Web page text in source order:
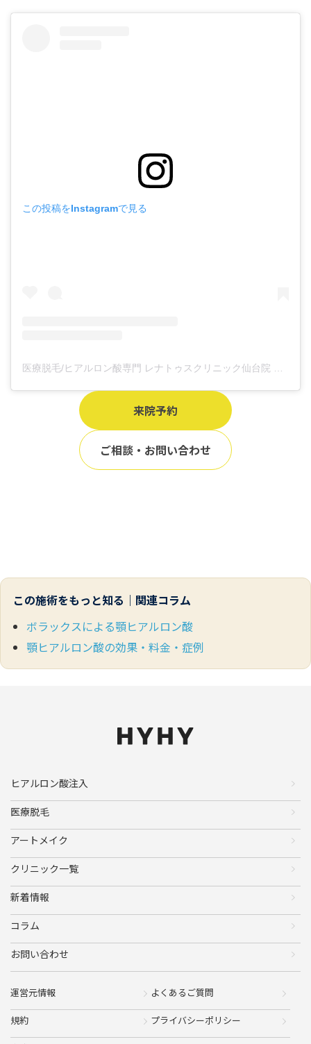
この投稿をInstagramで見る
医療脱毛/ヒアルロン酸専門 レナトゥスクリニック仙台院 高橋希(@renaclisendai)がシェアした投稿
来院予約
ご相談・お問い合わせ
この施術をもっと知る｜関連コラム
ボラックスによる顎ヒアルロン酸
顎ヒアルロン酸の効果・料金・症例
ヒアルロン酸注入
医療脱毛
アートメイク
クリニック一覧
新着情報
コラム
お問い合わせ
運営元情報 よくあるご質問
規約 プライバシーポリシー